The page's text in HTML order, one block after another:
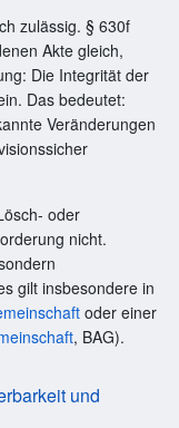
zulässig. § 630f
Akte gleich,
Die Integrität der
Das bedeutet:
Veränderungen
oder
nicht.
gilt insbesondere in
oder einer
, BAG).
und